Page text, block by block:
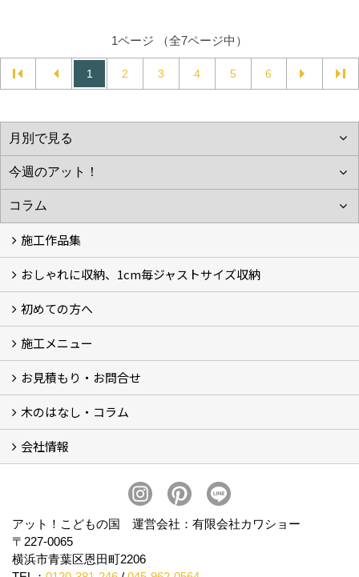
1ページ （全7ページ中）
1 2 3 4 5 6
施工作品集
施工作品集
おしゃれに収納、1cm毎ジャストサイズ収納
おしゃれに収納、相談会
ジャストサイズ収納、1cm毎に自由自在
ジャストサイズ収納、作品集
ジャストサイズ収納、価格11.000～
ジャストサイズ収納、Before・After
ジャストサイズ収納、カラー
好きっ！を飾る、ラックオン収納
サーファーへ、RACK ON収納surf
初めての方へ
打合せ・施工の流れ
施工メニュー
Garege Deck～ガレージデッキ
Wood Deck～ウッドデッキ・フェンス
Garege Roof～ガレージ屋根・趣味の基地ハウス
Order Exterior～オーダーメイド外構
Order Table～オーダーメイド装飾・テーブル
Resort Style～リゾートスタイルリフォーム
お見積もり・お問合せ
フォームで問い合わせる
LINEで概算見積り
木のはなし・コラム
木のはなし (5)
コラム
会社情報
プライバシーポリシー
アット！こどもの国 運営会社：有限会社カワショー
〒227-0065
横浜市青葉区恩田町2206